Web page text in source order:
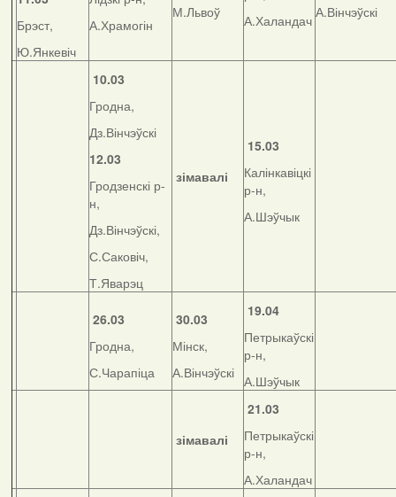
Брэст,
Ю.Янкевіч
А.Храмогін
М.Львоў
А.Халандач А.Вінчэўскі
10.03
Гродна,
Дз.Вінчэўскі
12.03
Гродзенскі р-
н,
Дз.Вінчэўскі,
С.Саковіч,
Т.Яварэц
зімавалі
15.03
Калінкавіцкі
р-н,
А.Шэўчык
26.03
Гродна,
С.Чарапіца
30.03
Мінск,
А.Вінчэўскі
19.04
Петрыкаўскі
р-н,
А.Шэўчык
зімавалі
21.03
Петрыкаўскі
р-н,
А.Халандач